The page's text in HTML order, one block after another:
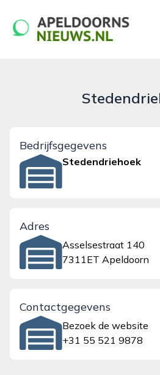
apeldoornsnieuws.nl
Bedrijfsgegevens
Stedendriehoek
Adres
Asselsestraat 140
7311ET Apeldoorn
Contactgegevens
Bezoek de website
+31 55 521 9878